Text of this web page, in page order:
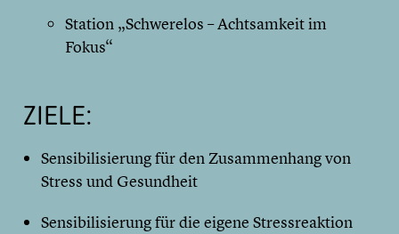
Station „Schwerelos – Achtsamkeit im
Fokus“
ZIELE:
Sensibilisierung für den Zusammenhang von
Stress und Gesundheit
Sensibilisierung für die eigene Stressreaktion